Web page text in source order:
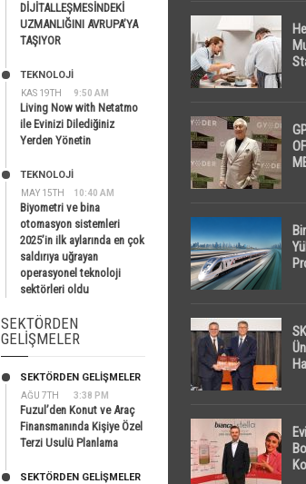
DİJİTALLEŞMESİNDEKİ
UZMANLIĞINI AVRUPA’YA
TAŞIYOR
KAS 19TH 9:50 AM
TEKNOLOJİ
Living Now with Netatmo
ile Evinizi Dilediğiniz
Yerden Yönetin
MAY 15TH 10:40 AM
TEKNOLOJİ
Biyometri ve bina
otomasyon sistemleri
2025’in ilk aylarında en çok
saldırıya uğrayan
operasyonel teknoloji
sektörleri oldu
SEKTÖRDEN
GELIŞMELER
AĞU 7TH 3:38 PM
SEKTÖRDEN GELIŞMELER
Fuzul’den Konut ve Araç
Finansmanında Kişiye Özel
Terzi Usulü Planlama
SEKTÖRDEN GELIŞMELER